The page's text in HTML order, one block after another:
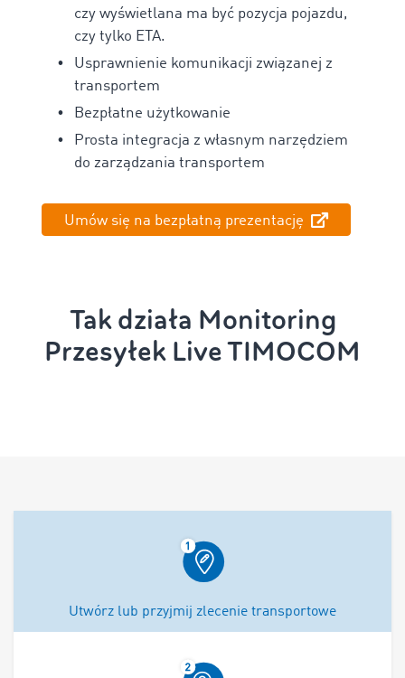
czy wyświetlana ma być pozycja pojazdu,
czy tylko ETA.
Usprawnienie komunikacji związanej z
transportem
Bezpłatne użytkowanie
Prosta integracja z własnym narzędziem
do zarządzania transportem
Umów się na bezpłatną prezentację
Tak działa Monitoring
Przesyłek Live TIMOCOM
Utwórz lub przyjmij zlecenie transportowe